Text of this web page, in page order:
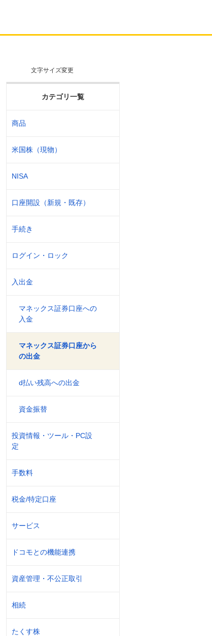
文字サイズ変更
カテゴリ一覧
商品
米国株（現物）
NISA
口座開設（新規・既存）
手続き
ログイン・ロック
入出金
マネックス証券口座への
入金
マネックス証券口座から
の出金
d払い残高への出金
資金振替
投資情報・ツール・PC設
定
手数料
税金/特定口座
サービス
ドコモとの機能連携
資産管理・不公正取引
相続
たくす株